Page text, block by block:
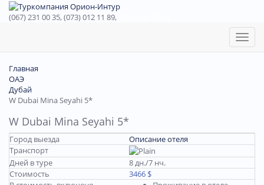
(067) 231 00 35, (073) 012 11 89,
Toggle
Главная
ОАЭ
Дубай
W Dubai Mina Seyahi 5*
W Dubai Mina Seyahi 5*
Город выезда
Описание отеля
Транспорт
Дней в туре
8 дн./7 нч.
Стоимость
3466 $